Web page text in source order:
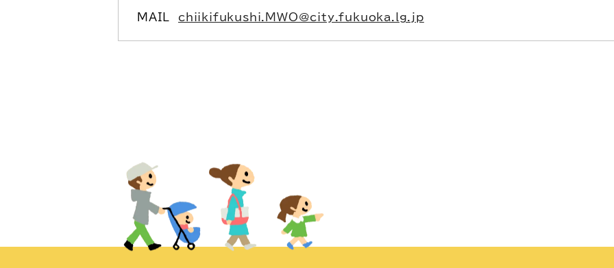
MAIL chiikifukushi.MWO@city.fukuoka.lg.jp